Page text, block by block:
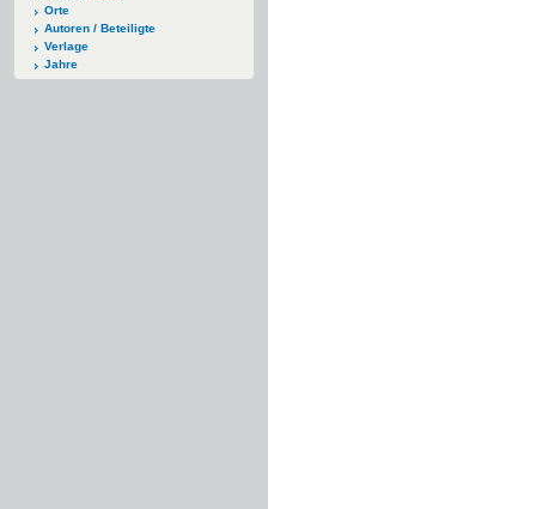
Orte
Autoren / Beteiligte
Verlage
Jahre